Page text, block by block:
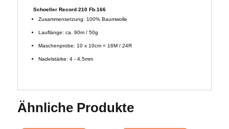
Schoeller Record 210 Fb.166
Zusammensetzung: 100% Baumwolle
Lauflänge: ca. 90m / 50g
Maschenprobe: 10 x 10cm = 16M / 24R
Nadelstärke: 4 - 4,5mm
Ähnliche Produkte